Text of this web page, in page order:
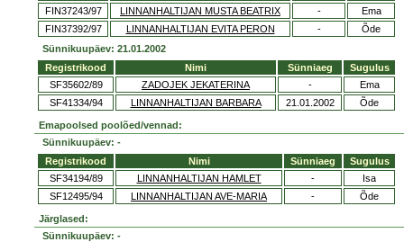
FIN37243/97
LINNANHALTIJAN MUSTA BEATRIX -
Ema
FIN37392/97
LINNANHALTIJAN EVITA PERON -
Õde
Sünnikuupäev: 21.01.2002
Registrikood
Nimi Sünniaeg
Sugulus
SF35602/89
ZADOJEK JEKATERINA -
Ema
SF41334/94
LINNANHALTIJAN BARBARA 21.01.2002 Õde
Emapoolsed poolõed/vennad:
Sünnikuupäev: -
Registrikood
Nimi Sünniaeg
Sugulus
SF34194/89
LINNANHALTIJAN HAMLET -
Isa
SF12495/94
LINNANHALTIJAN AVE-MARIA - Õde
Järglased:
Sünnikuupäev: -